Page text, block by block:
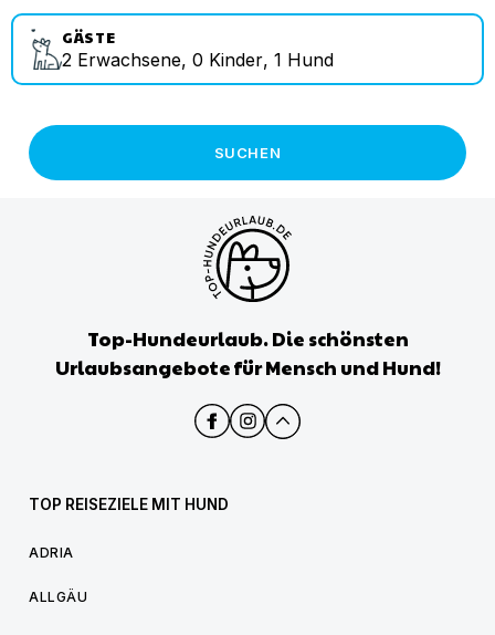
GÄSTE
2 Erwachsene, 0 Kinder, 1 Hund
SUCHEN
Top-Hundeurlaub. Die schönsten
Urlaubsangebote für Mensch und Hund!
TOP REISEZIELE MIT HUND
ADRIA
ALLGÄU